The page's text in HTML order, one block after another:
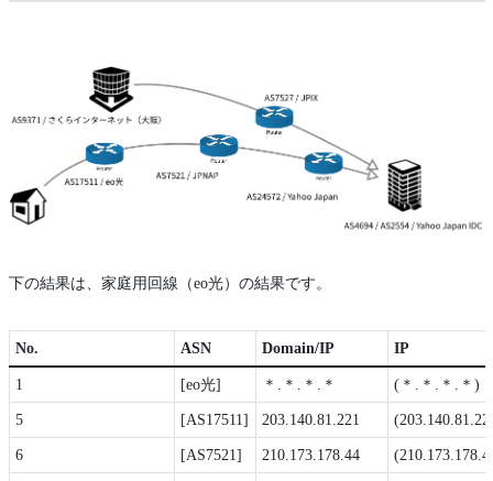
下の結果は、家庭用回線（eo光）の結果です。
No. ASN Domain/IP IP
1 [eo光] ＊.＊.＊.＊ (＊.＊.＊.＊)
5 [AS17511] 203.140.81.221
6 [AS7521] 210.173.178.44